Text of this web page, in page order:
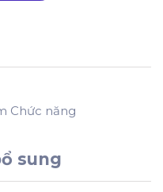
Chức năng
sung